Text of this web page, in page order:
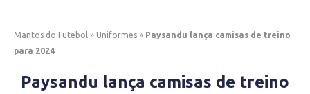
Mantos do Futebol » Uniformes » Paysandu lança camisas de treino
para 2024
Paysandu lança camisas de treino